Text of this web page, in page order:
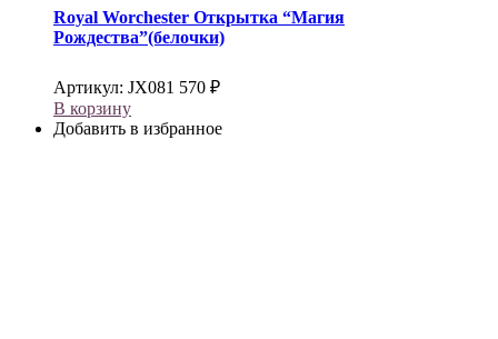
Royal Worchester Открытка “Магия
Рождества”(белочки)
Артикул: JX081 570 ₽
В корзину
Добавить в избранное